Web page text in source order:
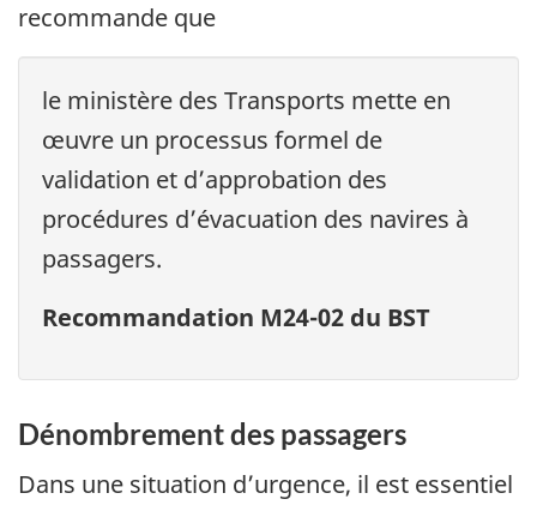
recommande que
le ministère des Transports mette en
œuvre un processus formel de
validation et d’approbation des
procédures d’évacuation des navires à
passagers.
Recommandation M24-02 du BST
Dénombrement des passagers
Dans une situation d’urgence, il est essentiel